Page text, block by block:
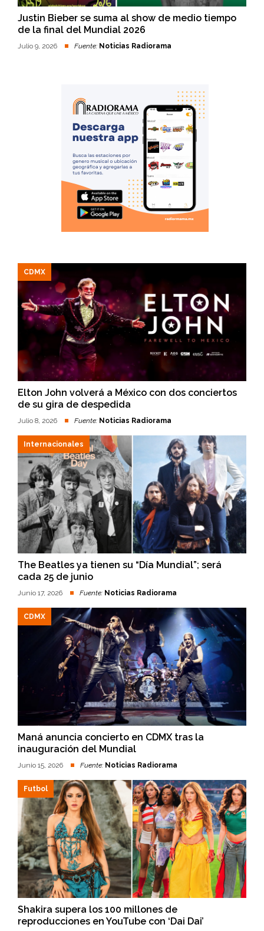
Justin Bieber se suma al show de medio tiempo
de la final del Mundial 2026
Julio 9, 2026 Fuente: Noticias Radiorama
CDMX
Elton John volverá a México con dos conciertos
de su gira de despedida
Julio 8, 2026 Fuente: Noticias Radiorama
Internacionales
The Beatles ya tienen su “Día Mundial”; será
cada 25 de junio
Junio 17, 2026 Fuente: Noticias Radiorama
CDMX
Maná anuncia concierto en CDMX tras la
inauguración del Mundial
Junio 15, 2026 Fuente: Noticias Radiorama
Futbol
Shakira supera los 100 millones de
reproducciones en YouTube con ‘Dai Dai’